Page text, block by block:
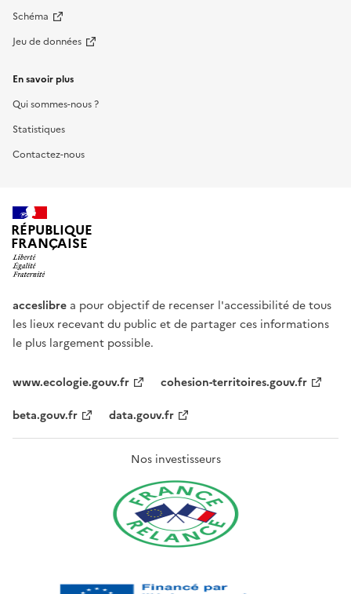
Schéma
Jeu de données
En savoir plus
Qui sommes-nous ?
Statistiques
Contactez-nous
RÉPUBLIQUE
FRANÇAISE
acceslibre a pour objectif de recenser l'accessibilité de tous
les lieux recevant du public et de partager ces informations
le plus largement possible.
www.ecologie.gouv.fr
cohesion-territoires.gouv.fr
beta.gouv.fr
data.gouv.fr
Nos investisseurs